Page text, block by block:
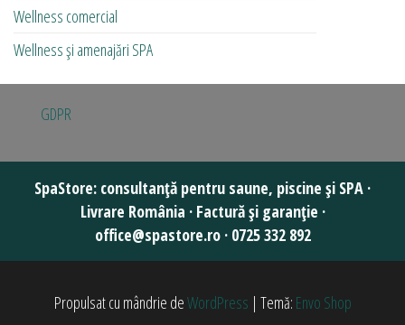
Wellness comercial
Wellness și amenajări SPA
GDPR
Propulsat cu mândrie deWordPress | Temă: Envo Shop